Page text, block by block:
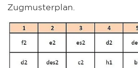
Zugmusterplan.